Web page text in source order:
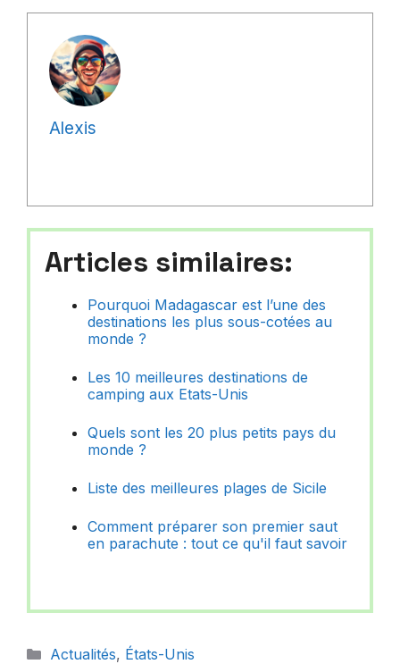
Alexis
Articles similaires:
Pourquoi Madagascar est l’une des
destinations les plus sous-cotées au
monde ?
Les 10 meilleures destinations de
camping aux Etats-Unis
Quels sont les 20 plus petits pays du
monde ?
Liste des meilleures plages de Sicile
Comment préparer son premier saut
en parachute : tout ce qu'il faut savoir
Catégories
Actualités, États-Unis